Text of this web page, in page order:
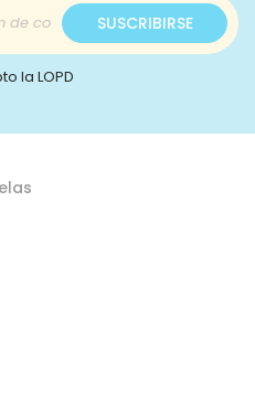
SUSCRIBIRSE
la LOPD